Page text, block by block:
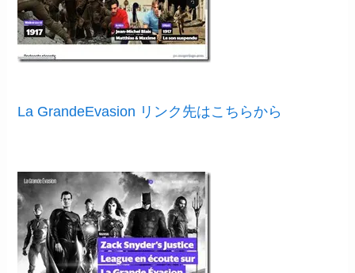
La GrandeEvasion リンク先はこちらから